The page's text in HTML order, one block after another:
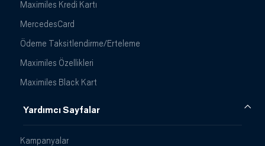
Maximiles Kredi Kartı
MercedesCard
Ödeme Taksitlendirme/Erteleme
Maximiles Özellikleri
Maximiles Black Kart
Yardımcı Sayfalar
Kampanyalar